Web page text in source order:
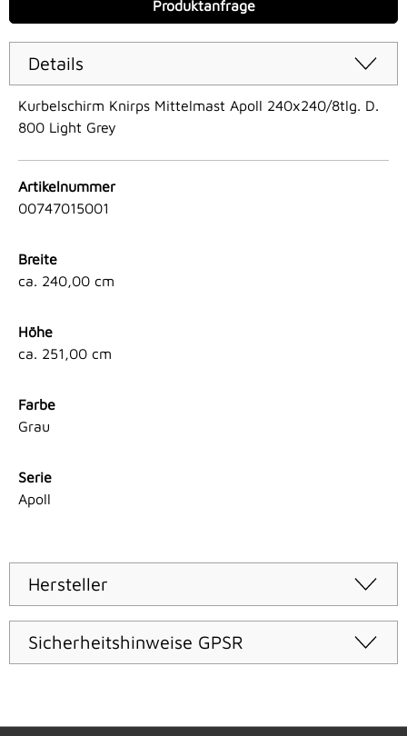
Produktanfrage
Details
Kurbelschirm Knirps Mittelmast Apoll 240x240/8tlg. D.
800 Light Grey
Artikelnummer
00747015001
Breite
ca. 240,00 cm
Höhe
ca. 251,00 cm
Farbe
Grau
Serie
Apoll
Hersteller
Sicherheitshinweise GPSR